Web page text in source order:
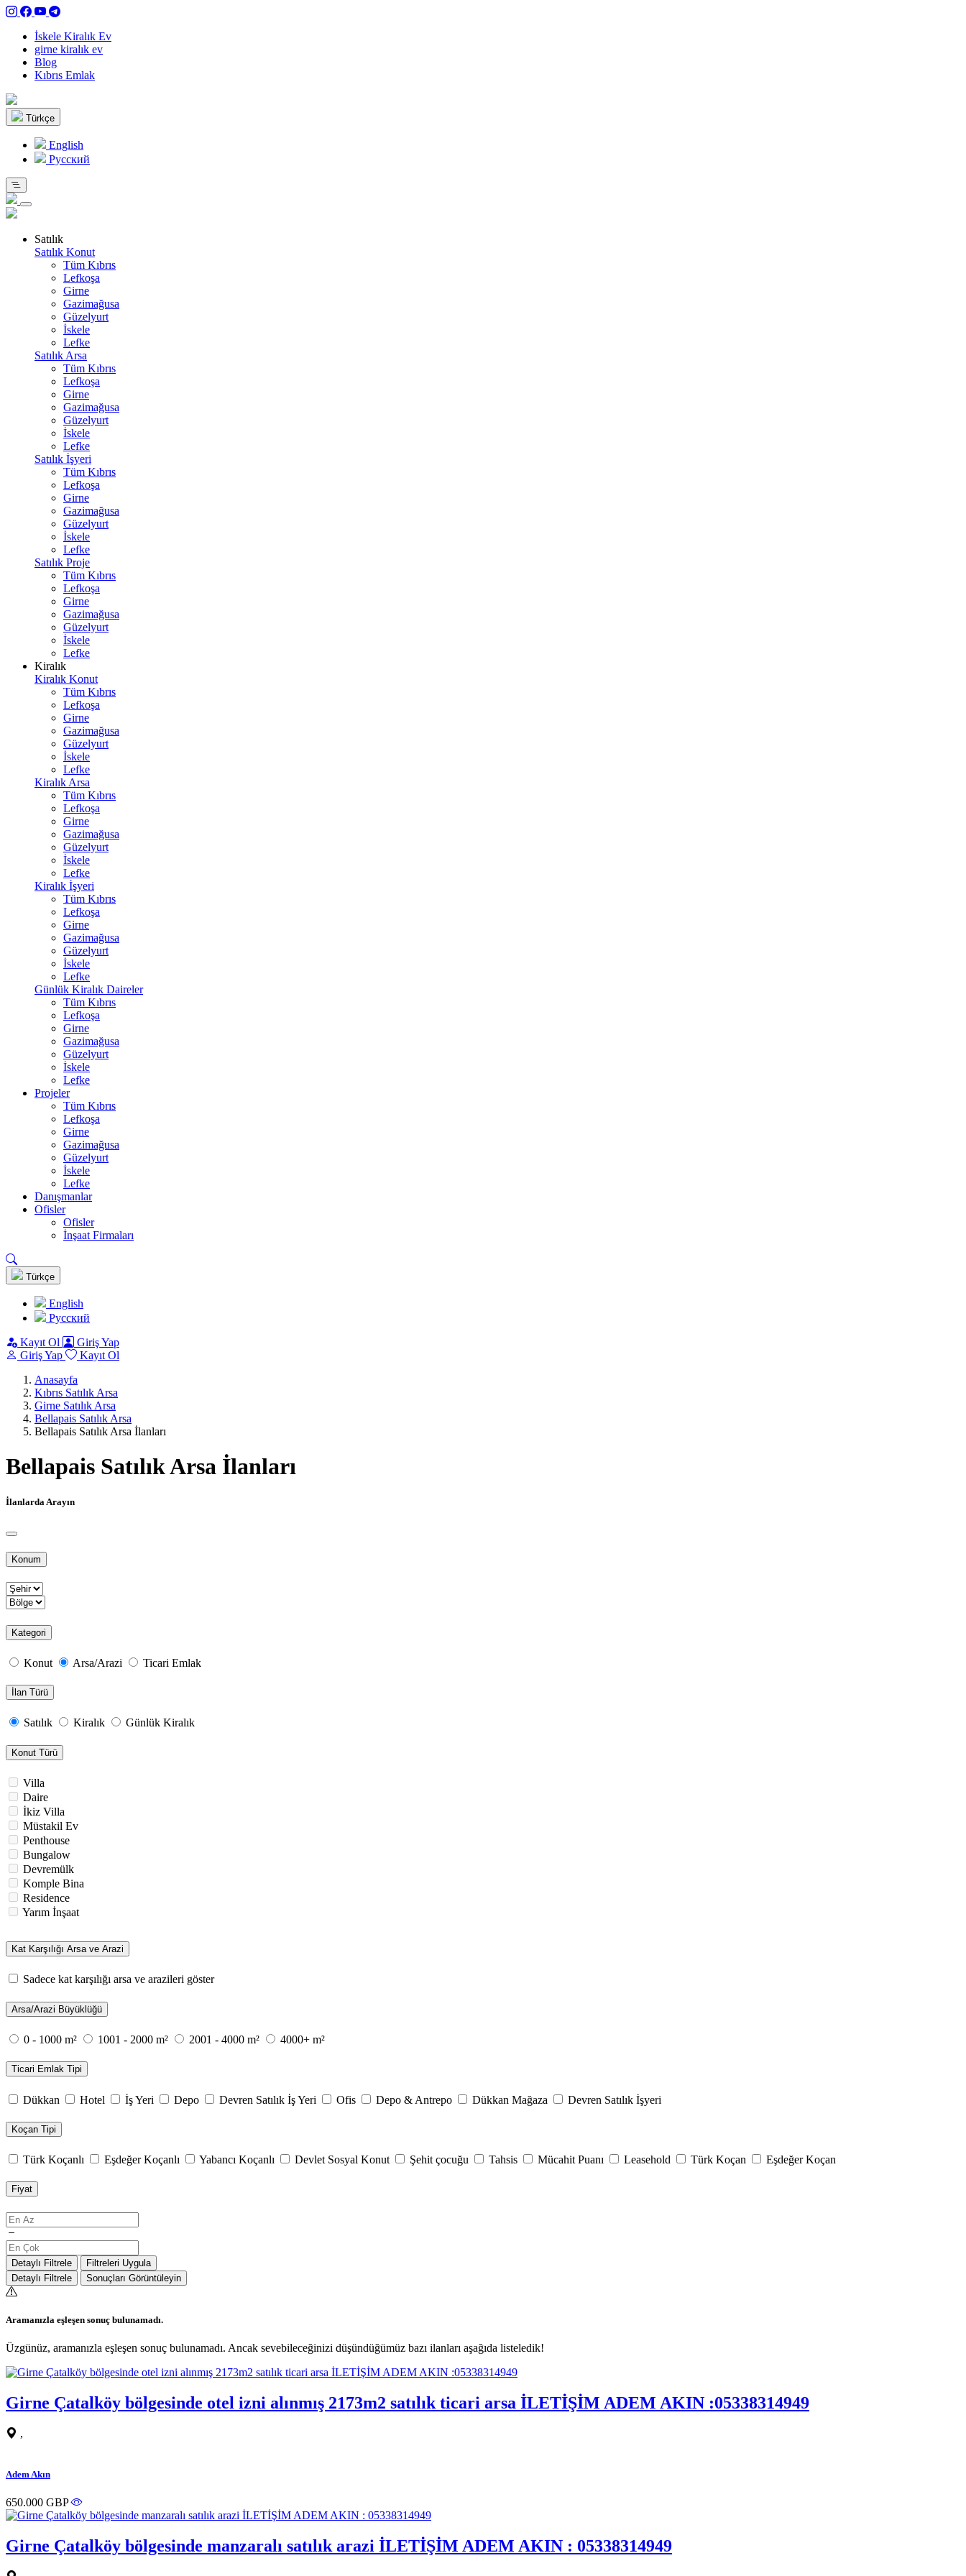
İskele Kiralık Ev
girne kiralık ev
Blog
Kıbrıs Emlak
Türkçe
English
Pусский
Satılık
Satılık Konut
Tüm Kıbrıs
Lefkoşa
Girne
Gazimağusa
Güzelyurt
İskele
Lefke
Satılık Arsa
Tüm Kıbrıs
Lefkoşa
Girne
Gazimağusa
Güzelyurt
İskele
Lefke
Satılık İşyeri
Tüm Kıbrıs
Lefkoşa
Girne
Gazimağusa
Güzelyurt
İskele
Lefke
Satılık Proje
Tüm Kıbrıs
Lefkoşa
Girne
Gazimağusa
Güzelyurt
İskele
Lefke
Kiralık
Kiralık Konut
Tüm Kıbrıs
Lefkoşa
Girne
Gazimağusa
Güzelyurt
İskele
Lefke
Kiralık Arsa
Tüm Kıbrıs
Lefkoşa
Girne
Gazimağusa
Güzelyurt
İskele
Lefke
Kiralık İşyeri
Tüm Kıbrıs
Lefkoşa
Girne
Gazimağusa
Güzelyurt
İskele
Lefke
Günlük Kiralık Daireler
Tüm Kıbrıs
Lefkoşa
Girne
Gazimağusa
Güzelyurt
İskele
Lefke
Projeler
Tüm Kıbrıs
Lefkoşa
Girne
Gazimağusa
Güzelyurt
İskele
Lefke
Danışmanlar
Ofisler
Ofisler
İnşaat Firmaları
Türkçe
English
Pусский
Kayıt Ol
Giriş Yap
Giriş Yap
Kayıt Ol
Anasayfa
Kıbrıs Satılık Arsa
Girne Satılık Arsa
Bellapais Satılık Arsa
Bellapais Satılık Arsa İlanları
Bellapais Satılık Arsa İlanları
İlanlarda Arayın
Konum
Kategori
Konut Arsa/Arazi Ticari Emlak
İlan Türü
Satılık Kiralık Günlük Kiralık
Konut Türü
Villa
Daire
İkiz Villa
Müstakil Ev
Penthouse
Bungalow
Devremülk
Komple Bina
Residence
Yarım İnşaat
Kat Karşılığı Arsa ve Arazi
Sadece kat karşılığı arsa ve arazileri göster
Arsa/Arazi Büyüklüğü
0 - 1000 m² 1001 - 2000 m² 2001 - 4000 m² 4000+ m²
Ticari Emlak Tipi
Dükkan Hotel İş Yeri Depo Devren Satılık İş Yeri Ofis Depo & Antrepo Dükkan Mağaza Devren Satılık İşyeri
Koçan Tipi
Türk Koçanlı Eşdeğer Koçanlı Yabancı Koçanlı Devlet Sosyal Konut Şehit çocuğu Tahsis Mücahit Puanı Leasehold Türk Koçan Eşdeğer Koçan
Fiyat
Detaylı Filtrele
Filtreleri Uygula
Detaylı Filtrele
Sonuçları Görüntüleyin
Aramanızla eşleşen sonuç bulunamadı.
Üzgünüz, aramanızla eşleşen sonuç bulunamadı. Ancak sevebileceğinizi düşündüğümüz bazı ilanları aşağıda listeledik!
Girne Çatalköy bölgesinde otel izni alınmış 2173m2 satılık ticari arsa İLETİŞİM ADEM AKIN :05338314949
,
Adem Akın
650.000 GBP
Girne Çatalköy bölgesinde manzaralı satılık arazi İLETİŞİM ADEM AKIN : 05338314949